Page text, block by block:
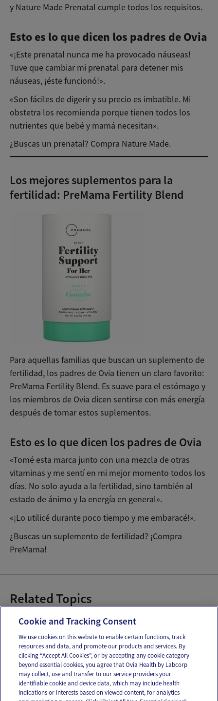
y Nature Made Prenatal cumple todos los requisitos.
Esto es lo que dicen los padres de Ovia
«¡Este prenatal nunca me ha provocado náuseas!
Tuve que cambiar mi prenatal para detener mis
náuseas, ¡éste funcionó!».
«Son fáciles de digerir y su precio es imbatible. Mi
obstetra los recomienda porque tienen todos los
nutrientes que bebé y mamá necesitan».
¿Buscas un prenatal? Compra Nature Made.
Los mejores suplementos para la
fertilidad: PreMama Fertility Blend
Para aquellas familias que buscan un suplemento de
fertilidad, los padres de Ovia tienen un claro favorito:
PreMama Fertility Blend. Es suave para el estómago y
los miembros de Ovia dicen sentirse con más energía
después de tomar estos suplementos.
Esto es lo que dicen los padres de Ovia
«Tomé esta marca junto con una mezcla de otras
vitaminas y me sentí en mi mejor momento todos los
días. No solo ayuda a la fertilidad, sino también al
estado de ánimo y la energía en general».
«¡Lo utilicé durante poco tiempo y me embaracé!».
¿Buscas un suplemento de fertilidad? ¡Compra
PreMama!
Related Topics
2021 Ovia Family Awards
Email Text
OUR APPS
Cookie and Tracking Consent
We use cookies on this website to enable certain functions, track
resources and data, and promote our products and services. By
clicking “Accept All Cookies”, or by accepting any cookie category
beyond essential cookies, you agree that Ovia Health by Labcorp
may collect, use and transfer to our service providers your
identifiable cookie and device data, which may include health
indications or interests based on viewed content, for analytics